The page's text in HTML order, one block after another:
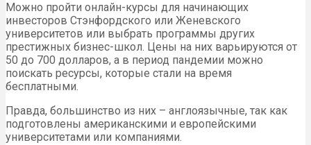
Можно пройти онлайн-курсы для начинающих
инвесторов Стэнфордского или Женевского
университетов или выбрать программы других
престижных бизнес-школ. Цены на них варьируются от
50 до 700 долларов, а в период пандемии можно
поискать ресурсы, которые стали на время
бесплатными.
Правда, большинство из них – англоязычные, так как
подготовлены американскими и европейскими
университетами или компаниями.